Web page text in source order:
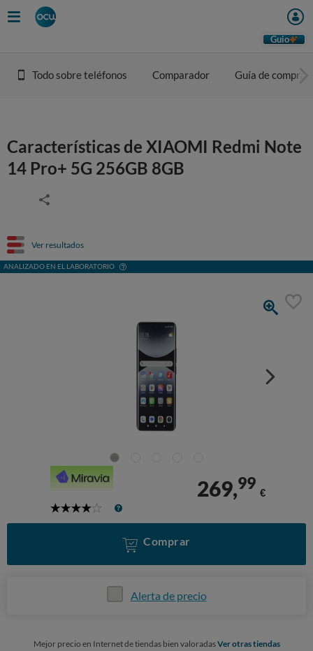
Guio
Todo sobre teléfonos Comparador Guía de compra
Características de XIAOMI Redmi Note
14 Pro+ 5G 256GB 8GB
Ver resultados
ANALIZADO EN EL LABORATORIO
4
269,99
€
Comprar
Alerta de precio
Mejor precio en Internet de tiendas bien valoradasVer otras tiendas